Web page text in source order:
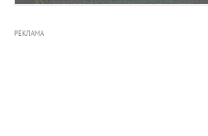
РЕКЛАМА